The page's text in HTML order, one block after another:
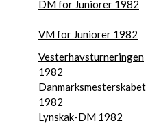
DM for Juniorer 1982
VM for Juniorer 1982
Vesterhavsturneringen
1982
Danmarksmesterskabet
1982
Lynskak-DM 1982